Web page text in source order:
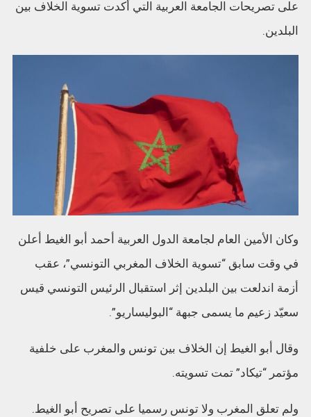
على تصريحات الجامعة العربية التي أكدت تسوية الخلاف بين
البلدين.
وكان الأمين العام لجامعة الدول العربية أحمد أبو الغيط أعلن
في وقت سابق “تسوية الخلاف المغربي التونسي”، عقب
أزمة اندلعت بين البلدين إثر استقبال الرئيس التونسي قيس
سعيّد زعيم ما يسمى جبهة “البوليساريو”.
وقال أبو الغيط إن الخلاف بين تونس والمغرب على خلفية
مؤتمر “تيكاد” تمت تسويته.
ولم تعلق المغرب ولا تونس رسميا على تصريح أبو الغيط.